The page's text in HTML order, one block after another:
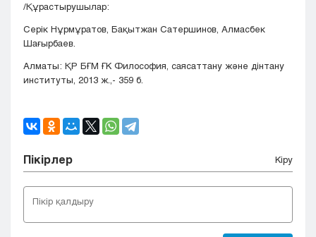
/Құрастырушылар:
Серік Нұрмұратов, Бақытжан Сатершинов, Алмасбек
Шағырбаев.
Алматы: ҚР БҒМ ҒК Философия, саясаттану және дінтану
институты, 2013 ж.,- 359 б.
Пікірлер Кіру